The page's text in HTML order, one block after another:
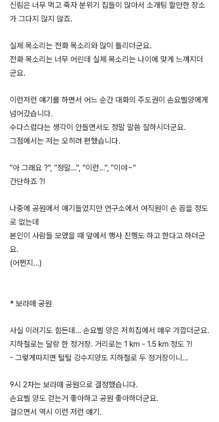
신림은 너무 먹고 죽자 분위기 집들이 많아서 소개팅 할만한 장소
가 그다지 많지 않죠.
실제 목소리는 전화 목소리와 많이 틀리더군요.
전화 목소리는 너무 어린데 실제 목소리는 나이에 맞게 느껴지더
군요.
이런저런 얘기를 하면서 어느 순간 대화의 주도권이 손요삘양에게
넘어갔습니다.
수다스럽다는 생각이 안들면서도 정말 말씀 잘하시더군요.
그점에서는 저는 오히려 편했습니다.
"아 그래요 ?", "정말...", "이런...", "이야~"
간단하죠 ?!
나중에 공원에서 얘기들었지만 연구소에서 여직원이 손 꼽을 정도
로 없는데
본인이 사람들 모였을 때 앞에서 행사 진행도 하고 한다고 하더군
요.
(어쩐지...)
* 보라매 공원
사실 이러기도 힘든데... 손요삘 양은 저희집에서 매우 가깝더군요.
지하철로는 달랑 한 정거장. 거리로는 1 km - 1.5 km 정도 ?!
- 그렇게따지면 털털 강수지양도 지하철로 두 정거장이니...
9시 2차는 보라매 공원으로 결정했습니다.
손요삘 양도 걷는거 좋아하고 공원 좋아하더군요.
걸으면서 역시 이런 저런 얘기.